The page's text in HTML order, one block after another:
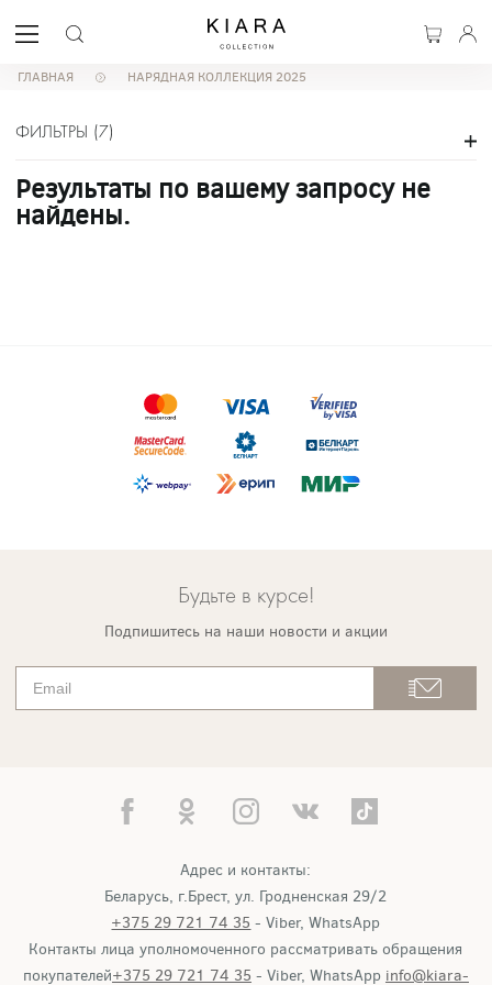
ГЛАВНАЯ НАРЯДНАЯ КОЛЛЕКЦИЯ 2025
ФИЛЬТРЫ (7)
Результаты по вашему запросу не
найдены.
Будьте в курсе!
Подпишитесь на наши новости и акции
Адрес и контакты:
Беларусь, г.Брест, ул. Гродненская 29/2
+375 29 721 74 35 - Viber, WhatsApp
Контакты лица уполномоченного рассматривать обращения
покупателей+375 29 721 74 35 - Viber, WhatsApp info@kiara-